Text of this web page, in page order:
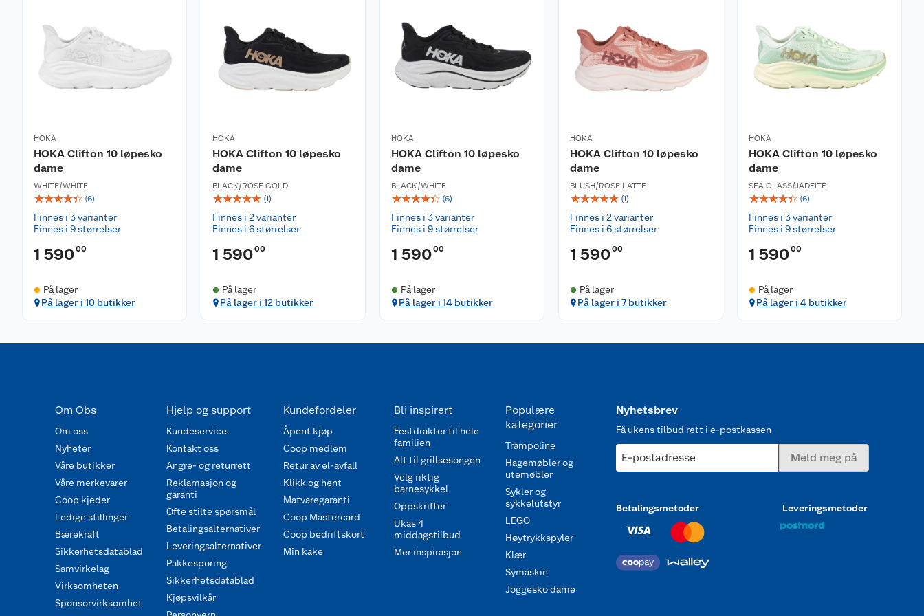
Refleksdetaljer: Ja
Vekt: 278 g
Vedlikehold:
Løpeskoene må ikke vaskes i vaskemaskin, da dette kan føre til at limingen
og vann. Bruk da sprayimpregnering tilpasset syntetiske materialer. Les
alltid på bruksanvisningen før bruk.
HOKA
HOKA Clifton 10 løpesko
dame
WHITE/WHITE
☆☆☆☆☆ (6)
Finnes i 3 varianter
Finnes i 9 størrelser
1 59000
På lager
På lager i 10 butikker
HOKA
HOKA Clifton 10 løpesko
dame
BLACK/ROSE GOLD
☆☆☆☆☆ (1)
Finnes i 2 varianter
Finnes i 6 størrelser
1 59000
På lager
På lager i 12 butikker
HOKA
HOKA Clifton 10 løpesko
dame
BLACK/WHITE
☆☆☆☆☆ (6)
Finnes i 3 varianter
Finnes i 9 størrelser
1 59000
På lager
På lager i 14 butikker
HOKA
HOKA Clifton 10 løpesko
dame
BLUSH/ROSE LATTE
☆☆☆☆☆ (1)
Finnes i 2 varianter
Finnes i 6 størrelser
1 59000
På lager
På lager i 7 butikker
HOKA
HOKA Clifton 10 løpesko
dame
SEA GLASS/JADEITE
☆☆☆☆☆ (6)
Finnes i 3 varianter
Finnes i 9 størrelser
1 59000
På lager
På lager i 4 butikker
Om Obs
Om oss
Nyheter
Våre butikker
Våre merkevarer
Coop kjeder
Ledige stillinger
Bærekraft
Sikkerhetsdatablad
Samvirkelag
Virksomheten
Sponsorvirksomhet
Hjelp og support
Kundeservice
Kontakt oss
Angre- og returrett
Reklamasjon og
garanti
Ofte stilte spørsmål
Betalingsalternativer
Leveringsalternativer
Pakkesporing
Sikkerhetsdatablad
Kjøpsvilkår
Kundefordeler
Åpent kjøp
Coop medlem
Retur av el-avfall
Klikk og hent
Matvaregaranti
Coop Mastercard
Coop bedriftskort
Min kake
Bli inspirert
Festdrakter til hele
familien
Alt til grillsesongen
Velg riktig
barnesykkel
Oppskrifter
Ukas 4
middagstilbud
Mer inspirasjon
Populære
kategorier
Trampoline
Hagemøbler og
utemøbler
Sykler og
sykkelutstyr
LEGO
Høytrykkspyler
Klær
Symaskin
Joggesko dame
Nyhetsbrev
Få ukens tilbud rett i e-postkassen
E-postadresse Meld meg på
Betalingsmetoder Leveringsmetoder